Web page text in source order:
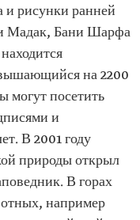
и рисунки ранней
Мадак, Бани Шарфа
на 2200
могут посетить
и
В 2001 году
природы открыл
В горах
например